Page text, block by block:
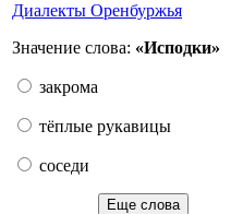
Диалекты Оренбуржья
Значение слова: «Исподки»
закрома
тёплые рукавицы
соседи
Еще слова